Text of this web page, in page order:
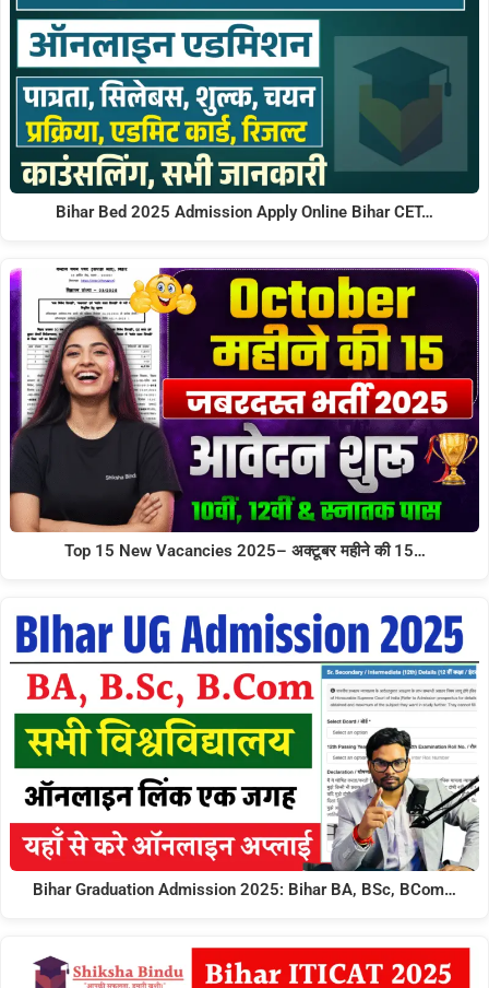
Bihar Bed 2025 Admission Apply Online Bihar CET…
Top 15 New Vacancies 2025– अक्टूबर महीने की 15…
Bihar Graduation Admission 2025: Bihar BA, BSc, BCom…